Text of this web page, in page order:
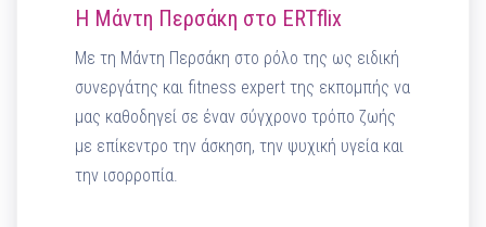
Η Μάντη Περσάκη στο ERTflix
Με τη Μάντη Περσάκη στο ρόλο της ως ειδική
συνεργάτης και fitness expert της εκπομπής να
μας καθοδηγεί σε έναν σύγχρονο τρόπο ζωής
με επίκεντρο την άσκηση, την ψυχική υγεία και
την ισορροπία.